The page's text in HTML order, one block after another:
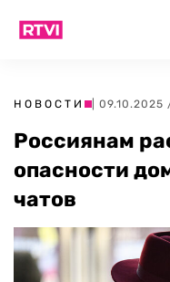
НОВОСТИ | 09.10.2025
Россиянам
опасности
чатов